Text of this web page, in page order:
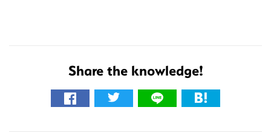
Share the knowledge!